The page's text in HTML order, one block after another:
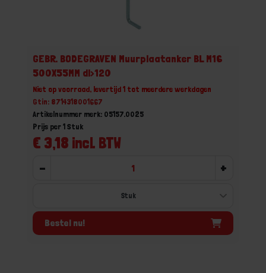
GEBR. BODEGRAVEN Muurplaatanker BL M16
500X55MM dl>120
Niet op voorraad, levertijd 1 tot meerdere werkdagen
Gtin: 8714318001667
Artikelnummer merk: 05157.0025
€ 3,18 incl. BTW
Prijs per 1 Stuk
- +
Bestel nu!